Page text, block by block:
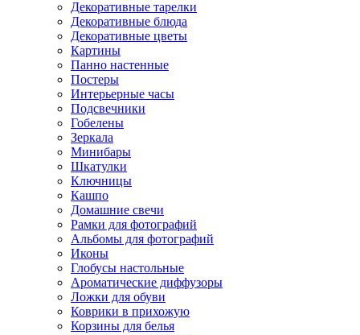
Декоративные тарелки
Декоративные блюда
Декоративные цветы
Картины
Панно настенные
Постеры
Интерьерные часы
Подсвечники
Гобелены
Зеркала
Минибары
Шкатулки
Ключницы
Кашпо
Домашние свечи
Рамки для фотографий
Альбомы для фотографий
Иконы
Глобусы настольные
Ароматические диффузоры
Ложки для обуви
Коврики в прихожую
Корзины для белья